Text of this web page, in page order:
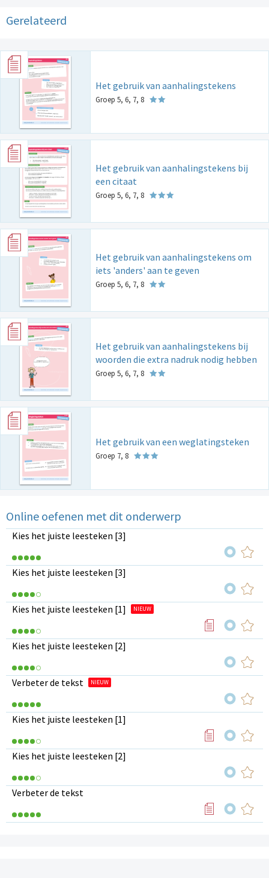
Gerelateerd
Het gebruik van aanhalingstekens
Groep 5, 6, 7, 8
Het gebruik van aanhalingstekens bij
een citaat
Groep 5, 6, 7, 8
Het gebruik van aanhalingstekens om
iets 'anders' aan te geven
Groep 5, 6, 7, 8
Het gebruik van aanhalingstekens bij
woorden die extra nadruk nodig hebben
Groep 5, 6, 7, 8
Het gebruik van een weglatingsteken
Groep 7, 8
Online oefenen met dit onderwerp
Kies het juiste leesteken [3]
Kies het juiste leesteken [3]
Kies het juiste leesteken [1] NIEUW
Kies het juiste leesteken [2]
Verbeter de tekst NIEUW
Kies het juiste leesteken [1]
Kies het juiste leesteken [2]
Verbeter de tekst